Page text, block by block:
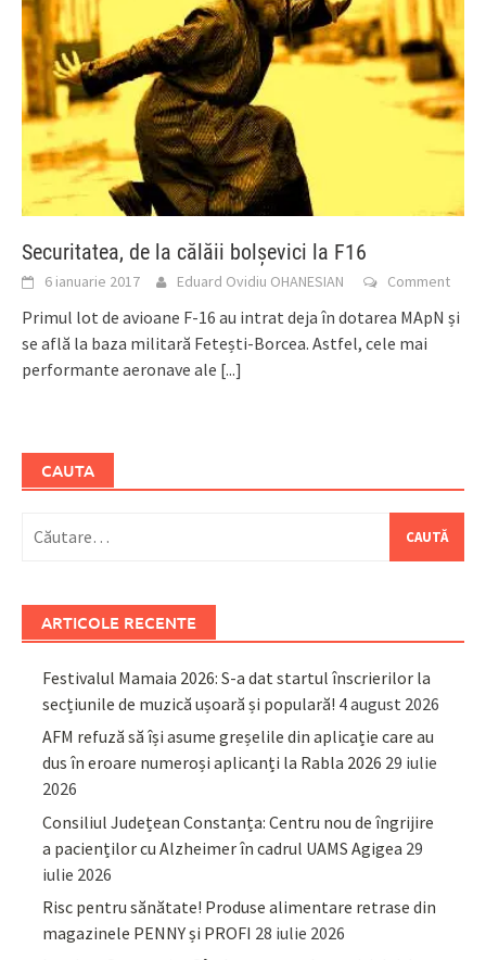
Securitatea, de la călăii bolșevici la F16
6 ianuarie 2017 Eduard Ovidiu OHANESIAN Comment
Primul lot de avioane F-16 au intrat deja în dotarea MApN și
se află la baza militară Fetești-Borcea. Astfel, cele mai
performante aeronave ale [...]
CAUTA
după:
ARTICOLE RECENTE
Festivalul Mamaia 2026: S-a dat startul înscrierilor la
secțiunile de muzică ușoară și populară! 4 august 2026
AFM refuză să își asume greșelile din aplicație care au
dus în eroare numeroși aplicanți la Rabla 2026 29 iulie
2026
Consiliul Județean Constanța: Centru nou de îngrijire
a pacienților cu Alzheimer în cadrul UAMS Agigea 29
iulie 2026
Risc pentru sănătate! Produse alimentare retrase din
magazinele PENNY și PROFI 28 iulie 2026